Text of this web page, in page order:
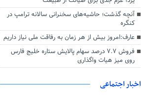
آنچه گذشت؛ حاشیه‌های سخنرانی سالانه ترامپ در
کنگره
عارف:امروز بیش از هر زمان به رفاقت ملی نیاز داریم
فروش ۷.۷ درصد سهام پالایش ستاره خلیج فارس
روی میز هیات واگذاری
اخبار اجتماعی